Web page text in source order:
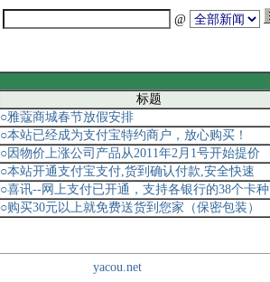
@
标题
○雅蔻商城春节放假安排
○本站已经成为支付宝特约商户，放心购买！
○因物价上涨公司产品从2011年2月1号开始提价
○本站开通支付宝支付,货到确认付款,安全快速
○喜讯--网上支付已开通，支持各银行的38个卡种
○购买30元以上就免费送货到您家（保密包装）
yacou.net